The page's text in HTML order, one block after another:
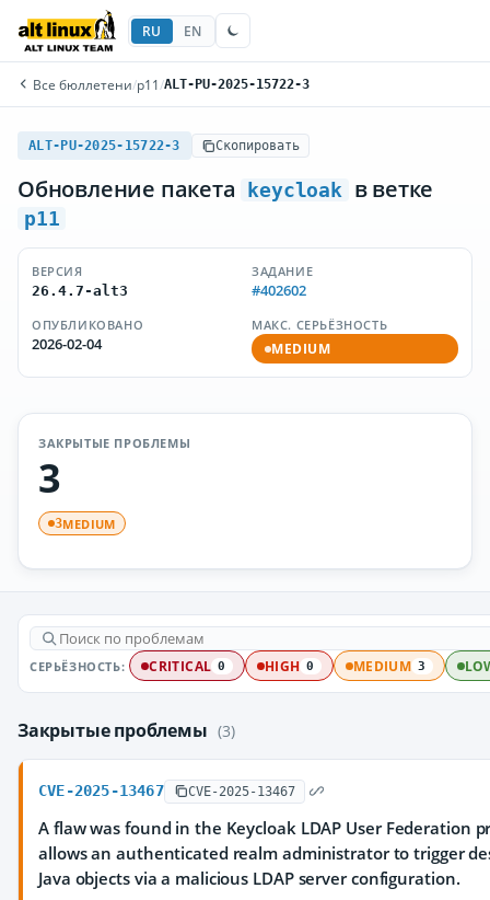
RU EN
Все бюллетени/p11 /ALT-PU-2025-15722-3
ALT-PU-2025-15722-3 Скопировать
Обновление пакета keycloak в ветке
p11
ВЕРСИЯ
26.4.7-alt3
ЗАДАНИЕ
#402602
ОПУБЛИКОВАНО
2026-02-04
МАКС. СЕРЬЁЗНОСТЬ
MEDIUM
ЗАКРЫТЫЕ ПРОБЛЕМЫ
3
3MEDIUM
СЕРЬЁЗНОСТЬ: CRITICAL 0 HIGH 0 MEDIUM 3
Закрытые проблемы (3)
CVE-2025-13467 CVE-2025-13467
A flaw was found in the Keycloak LDAP User Federation
allows an authenticated realm administrator to trigger
Java objects via a malicious LDAP server configuration.